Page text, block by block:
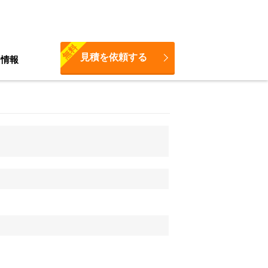
報 見積を依頼する
無料